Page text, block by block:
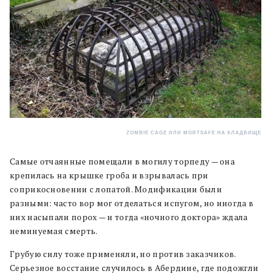
ZOMBIE CAGE ИЛИ MORTSAFE НА КЛАДБИЩЕ
Самые отчаянные помещали в могилу торпеду — она
крепилась на крышке гроба и взрывалась при
соприкосновении с лопатой. Модификации были
разными: часто вор мог отделаться испугом, но иногда в
них насыпали порох — и тогда «ночного доктора» ждала
неминуемая смерть.
Грубую силу тоже применяли, но против заказчиков.
Серьезное восстание случилось в Абердине, где подожгли